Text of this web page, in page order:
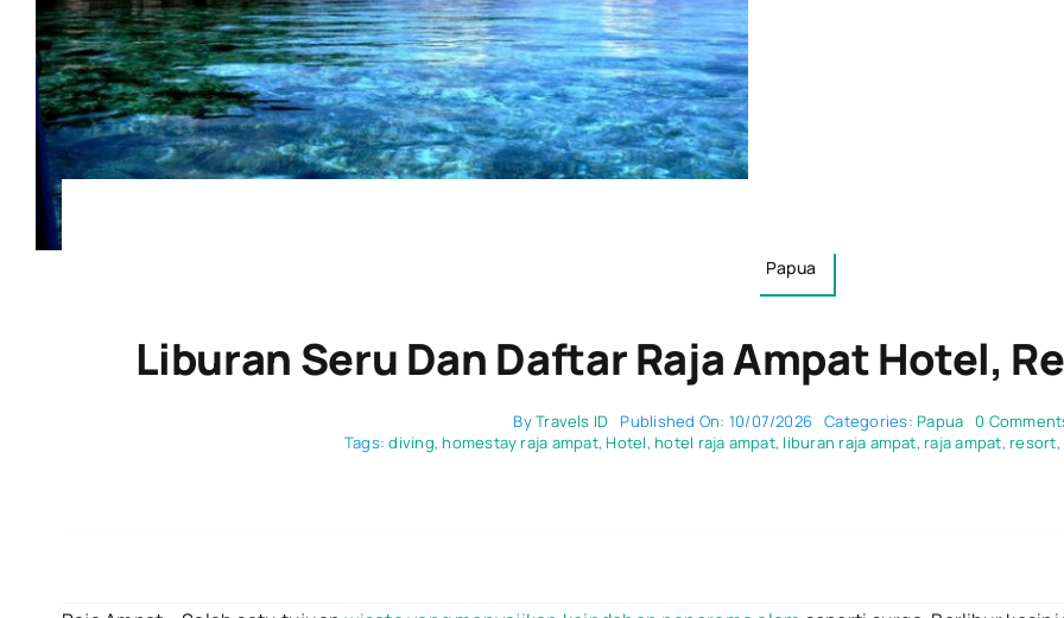
Papua
Liburan Seru Dan Daftar Raja Ampat Hotel,
ByTravels ID Published On: 10/07/2026 Categories:Papua 0
Tags:diving,homestay raja ampat,Hotel,hotel raja ampat, liburan raja ampat,raja ampat,resort,